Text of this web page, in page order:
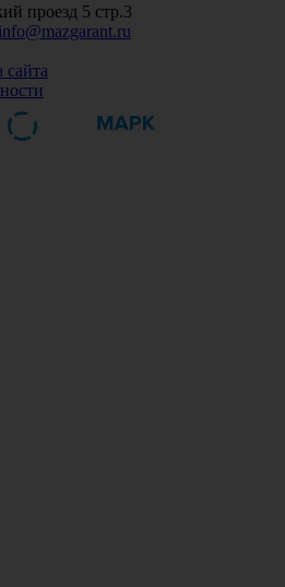
проезд 5 стр.3
info@mazgarant.ru
сайта